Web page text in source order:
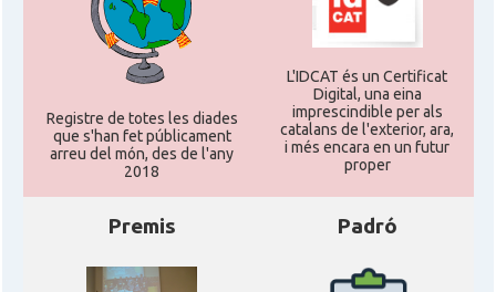
Registre de totes les diades
que s'han fet públicament
arreu del món, des de l'any
2018
L'IDCAT és un Certificat
Digital, una eina
imprescindible per als
catalans de l'exterior, ara,
i més encara en un futur
proper
Premis Padró